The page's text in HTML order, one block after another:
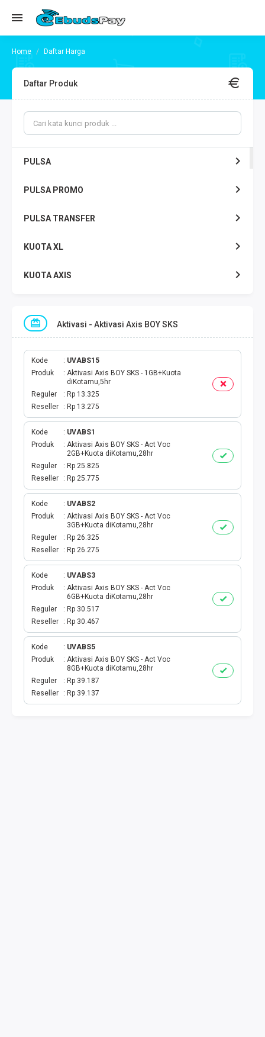
Daftar Harga
Daftar Produk
PULSA
PULSA PROMO
PULSA TRANSFER
KUOTA XL
KUOTA AXIS
KUOTA TELKOMSEL
KUOTA SMARTFREN
KUOTA TRI
TOKEN LISTRIK
PAKET TLP SMS
VOUCHER DIGITAL
UANG ELEKTRONIK
TAGIHAN
BELANJA ONLINE
TV BERBAYAR
MODUL WEBPUL
TOKO ONLINE
AKTIVASI
Aktivasi - Aktivasi Axis BOY SKS
Kode
UVABS15
Produk
Aktivasi Axis BOY SKS - 1GB+Kuota
diKotamu,5hr
Reguler
Rp 13.325
Reseller
Rp 13.275
Kode
UVABS1
Produk
Aktivasi Axis BOY SKS - Act Voc
2GB+Kuota diKotamu,28hr
Reguler
Rp 25.825
Reseller
Rp 25.775
Kode
UVABS2
Produk
Aktivasi Axis BOY SKS - Act Voc
3GB+Kuota diKotamu,28hr
Reguler
Rp 26.325
Reseller
Rp 26.275
Kode
UVABS3
Produk
Aktivasi Axis BOY SKS - Act Voc
6GB+Kuota diKotamu,28hr
Reguler
Rp 30.517
Reseller
Rp 30.467
Kode
UVABS5
Produk
Aktivasi Axis BOY SKS - Act Voc
8GB+Kuota diKotamu,28hr
Reguler
Rp 39.187
Reseller
Rp 39.137